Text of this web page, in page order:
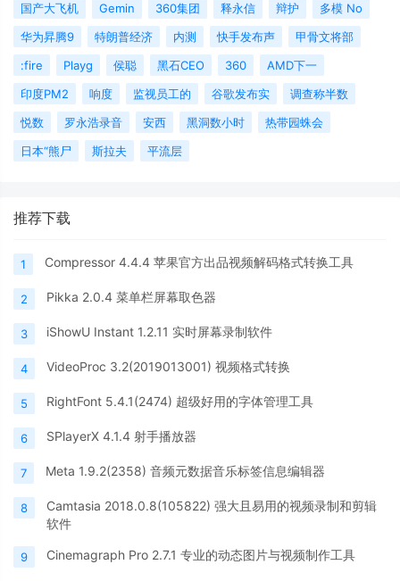
国产大飞机 Gemin 360集团 释永信 辩护
多模 No
华为昇腾9
特朗普经济 内测 快手发布声
甲骨文将部
:fire
Playg 侯聪 黑石CEO 360
AMD下一
印度PM2
响度 监视员工的 谷歌发布实
调查称半数
悦数
罗永浩录音 安西 黑洞数小时
热带园蛛会
日本“熊尸
斯拉夫 平流层
推荐下载
1 Compressor 4.4.4 苹果官方出品视频解码格式转换工具
2 Pikka 2.0.4 菜单栏屏幕取色器
3 iShowU Instant 1.2.11 实时屏幕录制软件
4 VideoProc 3.2(2019013001) 视频格式转换
5 RightFont 5.4.1(2474) 超级好用的字体管理工具
6 SPlayerX 4.1.4 射手播放器
7 Meta 1.9.2(2358) 音频元数据音乐标签信息编辑器
8
Camtasia 2018.0.8(105822) 强大且易用的视频录制和剪辑
软件
9 Cinemagraph Pro 2.7.1 专业的动态图片与视频制作工具